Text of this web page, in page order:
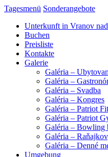
Tagesmenü Sonderangebote
Unterkunft in Vranov
Buchen
Preisliste
Kontakte
Galerie
Galéria –
Galéria –
Galéria – Svadba
Galéria – Kongres
Galéria – Patriot
Galéria – Patriot
Galéria – Bowling
Galéria –
Galéria – Denné
Umgebung